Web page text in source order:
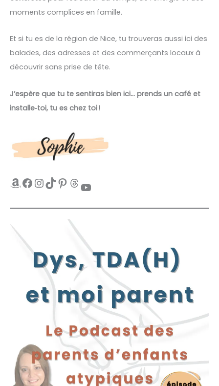
moments complices en famille.
Et si tu es de la région de Nice, tu trouveras aussi ici des
balades, des adresses et des commerçants locaux à
découvrir sans prise de tête.
J’espère que tu te sentiras bien ici… prends un café et
installe‑toi, tu es chez toi !
Amazon Facebook InstagramTikTok Pinterest Threads YouTube